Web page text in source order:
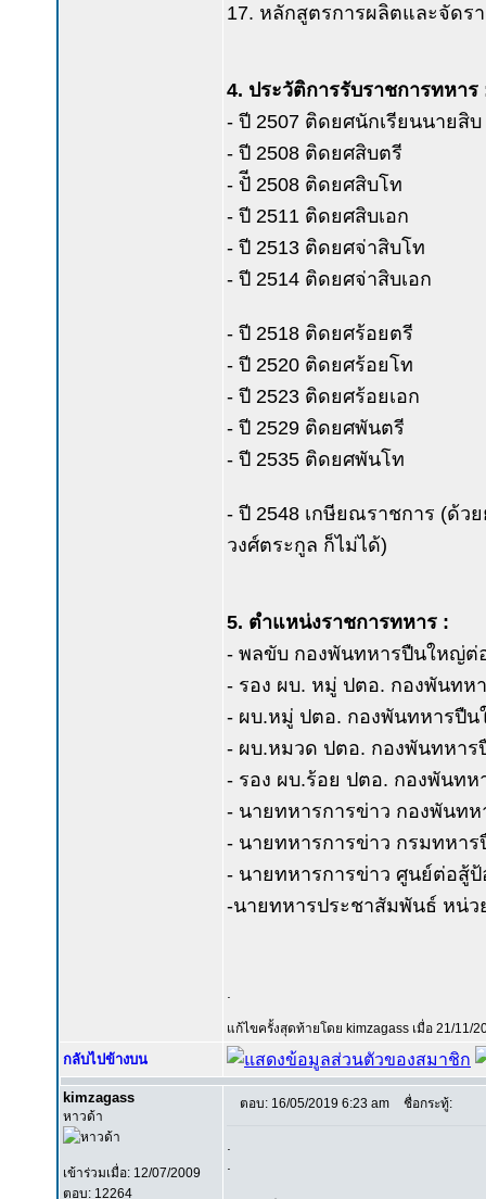
17. หลักสูตรการผลิตและจัดร
4. ประวัติการรับราชการทหาร
- ปี 2507 ติดยศนักเรียนนายสิ
- ปี 2508 ติดยศสิบตรี
- ปัี 2508 ติดยศสิบโท
- ปี 2511 ติดยศสิบเอก
- ปี 2513 ติดยศจ่าสิบโท
- ปี 2514 ติดยศจ่าสิบเอก
- ปี 2518 ติดยศร้อยตรี
- ปี 2520 ติดยศร้อยโท
- ปี 2523 ติดยศร้อยเอก
- ปี 2529 ติดยศพันตรี
- ปี 2535 ติดยศพันโท
- ปี 2548 เกษียณราชการ (ด้ว
วงศ์ตระกูล ก็ไม่ได้)
5. ตำแหน่งราชการทหาร :
- พลขับ กองพันทหารปืนใหญ่ต่
- รอง ผบ. หมู่ ปตอ. กองพันทห
- ผบ.หมู่ ปตอ. กองพันทหารปื
- ผบ.หมวด ปตอ. กองพันทหา
- รอง ผบ.ร้อย ปตอ. กองพันท
- นายทหารการข่าว กองพันท
- นายทหารการข่าว กรมทหา
- นายทหารการข่าว ศูนย์ต่อสู้
-นายทหารประชาสัมพันธ์ หน่
แก้ไขครั้งสุดท้ายโดย kimzagass เมื่อ 21/11/
กลับไปข้างบน
kimzagass
หาวด้า
เข้าร่วมเมื่อ: 12/07/2009
ตอบ: 12264
ตอบ: 16/05/2019 6:23 am ชื่อกระทู้: